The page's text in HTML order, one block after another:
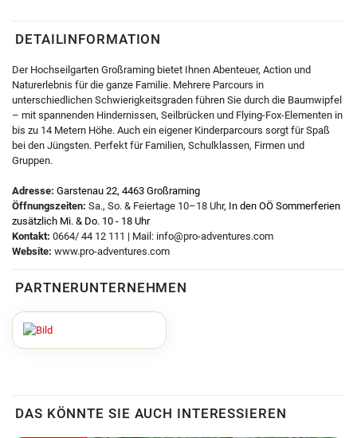
DETAILINFORMATION
Der Hochseilgarten Großraming bietet Ihnen Abenteuer, Action und
Naturerlebnis für die ganze Familie. Mehrere Parcours in
unterschiedlichen Schwierigkeitsgraden führen Sie durch die Baumwipfel
– mit spannenden Hindernissen, Seilbrücken und Flying-Fox-Elementen in
bis zu 14 Metern Höhe. Auch ein eigener Kinderparcours sorgt für Spaß
bei den Jüngsten. Perfekt für Familien, Schulklassen, Firmen und
Gruppen.
Adresse: Garstenau 22, 4463 Großraming
Öffnungszeiten: Sa., So. & Feiertage 10–18 Uhr, In den OÖ Sommerferien
zusätzlich Mi. & Do. 10 - 18 Uhr
Kontakt: 0664/ 44 12 111 | Mail: info@pro-adventures.com
Website: www.pro-adventures.com
PARTNERUNTERNEHMEN
DAS KÖNNTE SIE AUCH INTERESSIEREN